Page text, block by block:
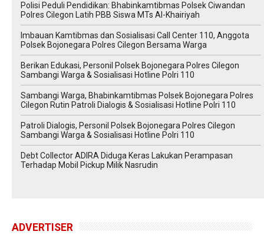
Polisi Peduli Pendidikan: Bhabinkamtibmas Polsek Ciwandan
Polres Cilegon Latih PBB Siswa MTs Al-Khairiyah
Imbauan Kamtibmas dan Sosialisasi Call Center 110, Anggota
Polsek Bojonegara Polres Cilegon Bersama Warga
Berikan Edukasi, Personil Polsek Bojonegara Polres Cilegon
Sambangi Warga & Sosialisasi Hotline Polri 110
Sambangi Warga, Bhabinkamtibmas Polsek Bojonegara Polres
Cilegon Rutin Patroli Dialogis & Sosialisasi Hotline Polri 110
Patroli Dialogis, Personil Polsek Bojonegara Polres Cilegon
Sambangi Warga & Sosialisasi Hotline Polri 110
Debt Collector ADIRA Diduga Keras Lakukan Perampasan
Terhadap Mobil Pickup Milik Nasrudin
ADVERTISER